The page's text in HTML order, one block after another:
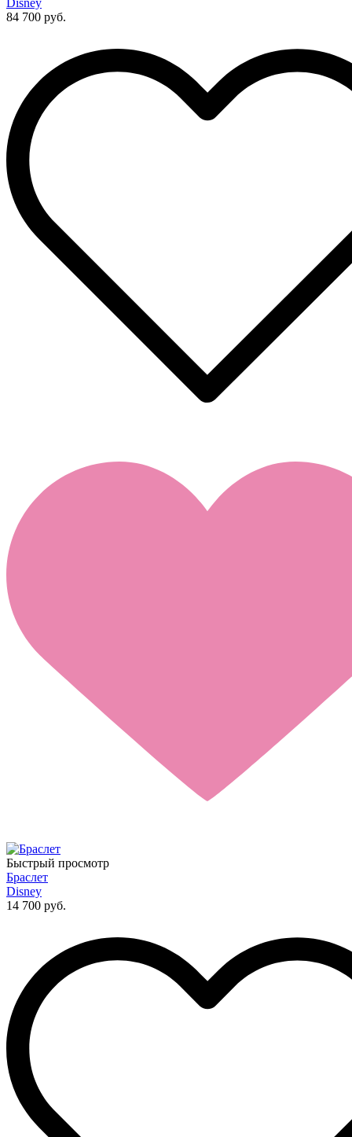
84 700 руб.
Быстрый просмотр
Браслет
Disney
14 700 руб.